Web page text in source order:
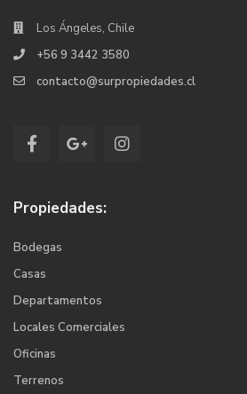
Los Ángeles, Chile
+56 9 3442 3580
contacto@surpropiedades.cl
Propiedades:
Bodegas
Casas
Departamentos
Locales Comerciales
Oficinas
Terrenos